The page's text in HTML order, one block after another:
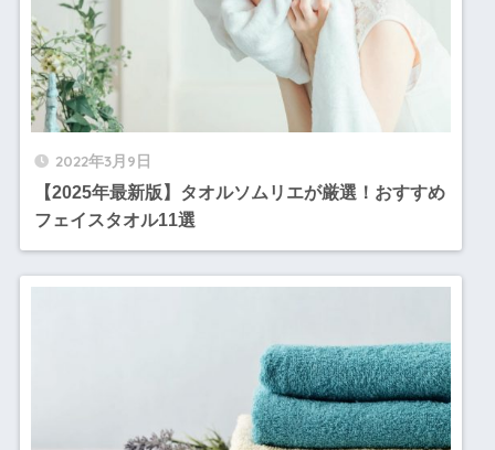
2022年3月9日
【2025年最新版】タオルソムリエが厳選！おすすめ
フェイスタオル11選